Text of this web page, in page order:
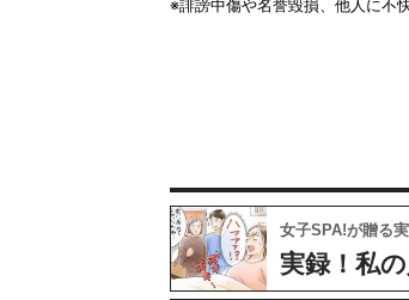
女子SPA!が贈る
実録！私